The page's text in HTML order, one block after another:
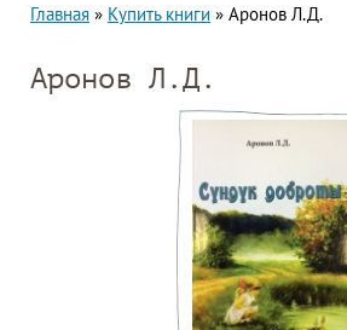
Главная » Купить книги » Аронов Л.Д.
Аронов Л.Д.